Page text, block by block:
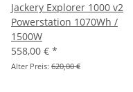
Jackery Explorer 1000 v2
Powerstation 1070Wh /
1500W
558,00 € *
Alter Preis: 620,00 €